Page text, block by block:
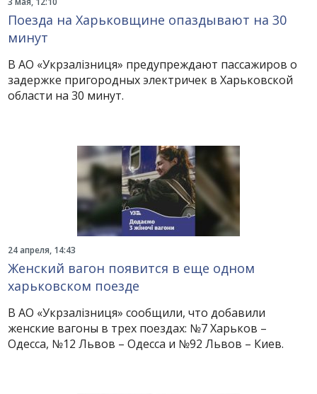
Поезда на Харьковщине опаздывают на 30
минут
В АО «Укрзалізниця» предупреждают пассажиров о
задержке пригородных электричек в Харьковской
области на 30 минут.
24 апреля, 14:43
Женский вагон появится в еще одном
харьковском поезде
В АО «Укрзалізниця» сообщили, что добавили
женские вагоны в трех поездах: №7 Харьков –
Одесса, №12 Львов – Одесса и №92 Львов – Киев.